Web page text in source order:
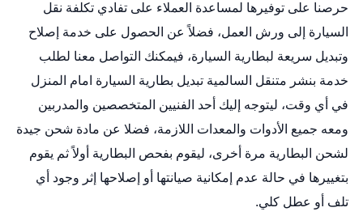
حرصنا على توفيرها لمساعدة العملاء على تفادي تكلفة نقل
السيارة إلى ورش العمل، فضلاً عن الحصول على خدمة إصلاح
وتبديل سريعة لبطارية السيارة، فيمكنك التواصل معنا لطلب
خدمة بنشر متنقل السالمية تبديل بطارية السيارة امام المنزل
في أي وقت، ليتوجه إليك أحد الفنيين المتخصصين والمدربين
ومعه جميع الأدوات والمعدات اللازمة، فضلا عن مادة شحن جيدة
لشحن البطارية مرة أخرى، ليقوم بفحص البطارية أولاً ثم يقوم
بتغييرها في حالة عدم إمكانية صيانتها أو إصلاحها إثر وجود أي
تلف أو عطل كلي.